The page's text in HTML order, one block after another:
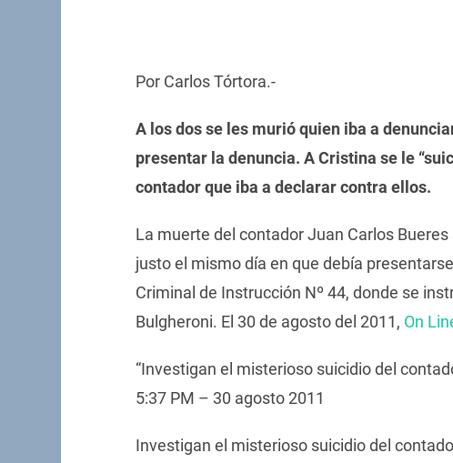
Por Carlos Tórtora.-
A los dos se les murió quien iba a
presentar la denuncia. A Cristina se le
contador que iba a declarar contra ellos.
La muerte del contador Juan Carlos
justo el mismo día en que debía
Criminal de Instrucción Nº 44, donde se
Bulgheroni. El 30 de agosto del 2011, On
“Investigan el misterioso suicidio del
5:37 PM – 30 agosto 2011
Investigan el misterioso suicidio del